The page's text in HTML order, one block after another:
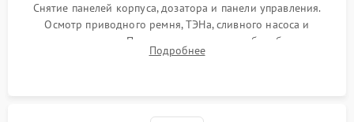
Снятие панелей корпуса, дозатора и панели управления.
Осмотр приводного ремня, ТЭНа, сливного насоса и
амортизаторов. Проверка подшипников барабана и
крестовины на износ, а манжеты люка на разрывы.
Подробнее